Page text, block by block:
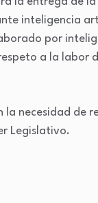
inteligencia
por
a la labor
necesidad de
Legislativo.